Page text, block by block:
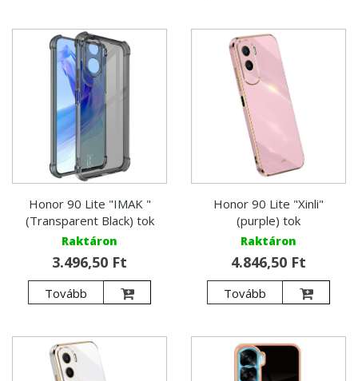
Honor 90 Lite "IMAK "
(Transparent Black) tok
Raktáron
3.496,50 Ft
Tovább
Honor 90 Lite "Xinli"
(purple) tok
Raktáron
4.846,50 Ft
Tovább